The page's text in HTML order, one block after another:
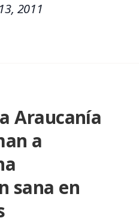
2011
Araucanía
a
sana en